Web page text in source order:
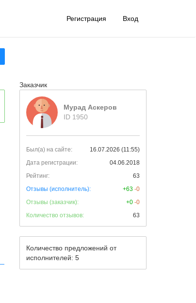
Регистрация Вход
Заказчик
Мурад Аскеров
ID 1950
Был(а) на сайте:
16.07.2026 (11:55)
Дата регистрации:
04.06.2018
Рейтинг:
63
Отзывы (исполнитель):
+63 -0
Отзывы (заказчик):
+0 -0
Количество отзывов:
63
Количество предложений от
исполнителей: 5